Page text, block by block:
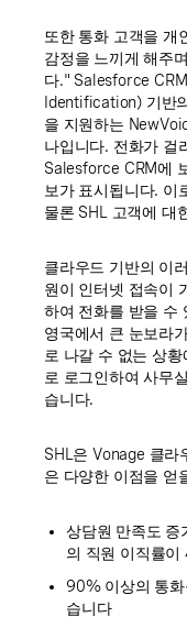
또한 통화 고객을 개
감정을 느끼게 해주
다." Salesforce
Identification) 기반
을 지원하는
나입니다. 전화가 걸
Salesforce CRM에
보가 표시됩니다. 이
물론 SHL 고객에 대
클라우드 기반의 이
원이 인터넷 접속이
하여 전화를 받을 수
영국에서 큰 눈보라
로 나갈 수 없는 상
로 로그인하여 사무
습니다.
SHL은 Vonage 클라
은 다양한 이점을 얻
상담원 만족도
의 직원 이직률
90% 이상의 통
습니다